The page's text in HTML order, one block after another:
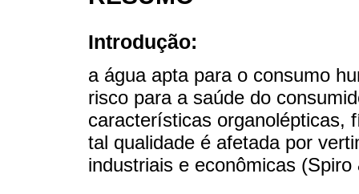
Introdução:
a água apta para o consumo
risco para a saúde do
características organolépticas,
tal qualidade é afetada por
industriais e econômicas